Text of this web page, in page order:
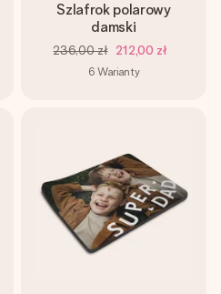
Szlafrok polarowy
damski
236,00 zł 212,00 zł
6 Warianty